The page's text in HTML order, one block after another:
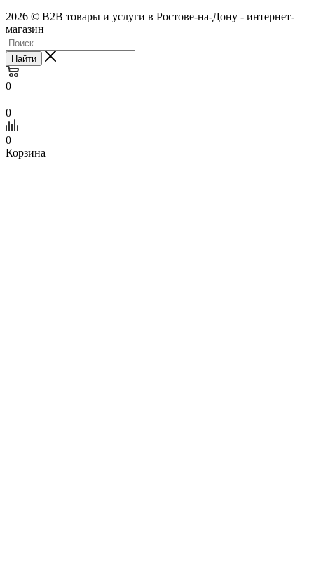
2026 © B2B товары и услуги в Ростове-на-Дону - интернет-
магазин
Найти
0
0
0
Корзина